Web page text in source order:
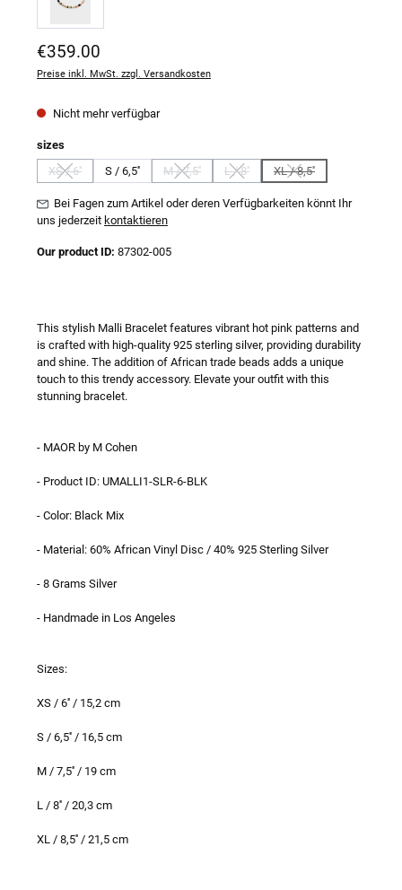
Regulärer Preis:
€359.00
Preise inkl. MwSt. zzgl. Versandkosten
Nicht mehr verfügbar
sizesauswählen
XS / 6''
(Diese Option ist zurzeit nicht verfügbar.)
S / 6,5'' M / 7,5''
(Diese Option ist zurzeit nicht verfügbar.)
L / 8''
(Diese Option ist zurzeit nicht
XL / 8,5''
(Diese Option ist
Bei Fagen zum Artikel oder deren Verfügbarkeiten könnt Ihr
uns jederzeit kontaktieren
Our product ID: 87302-005
This stylish Malli Bracelet features vibrant hot pink patterns and
is crafted with high-quality 925 sterling silver, providing durability
and shine. The addition of African trade beads adds a unique
touch to this trendy accessory. Elevate your outfit with this
stunning bracelet.
- MAOR by M Cohen
- Product ID: UMALLI1-SLR-6-BLK
- Color: Black Mix
- Material: 60% African Vinyl Disc / 40% 925 Sterling Silver
- 8 Grams Silver
- Handmade in Los Angeles
Sizes:
XS / 6'' / 15,2 cm
S / 6,5'' / 16,5 cm
M / 7,5'' / 19 cm
L / 8'' / 20,3 cm
XL / 8,5'' / 21,5 cm